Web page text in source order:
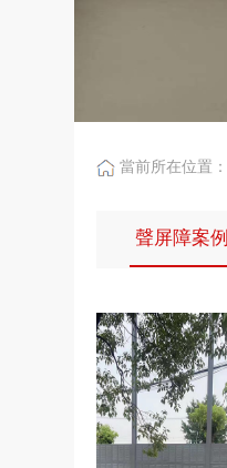
當前所在位置
聲屏障案例